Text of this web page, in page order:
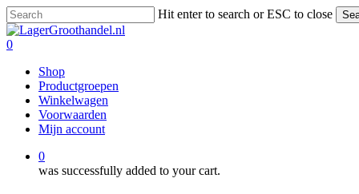
Skip
to
main
Hit enter to search or ESC to close
Close
Search
0
Shop
Productgroepen
Winkelwagen
Voorwaarden
Mijn account
0
was successfully added to your cart.